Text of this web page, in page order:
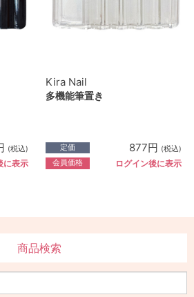
(税込)
に表示
Kira Nail
多機能筆置き
定価 877円 (税込)
会員価格 ログイン後に表示
商品検索